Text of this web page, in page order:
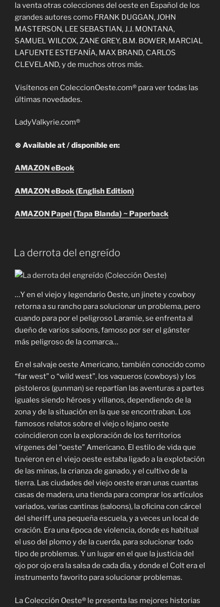
la venta otras colecciones del oeste en Español de los
grandes autores como FRANK DUGGAN, JOHN
MASTERSON, LEE SEBASTIAN, J.J. MONTANA,
SAMUEL WILCOX, ZANE GREY, B.M. BOWER, MARCIAL
LAFUENTE ESTEFANÍA, MAX BRAND, CARLOS
CLEVELAND, y de muchos otros más.
Visítenos en ColeccionOeste.com® para ver todas las
últimas novedades.
LadyValkyrie.com®
⊗ Available at / disponible en:
AMAZON eBook
AMAZON eBook (English Edition)
AMAZON Papel (Tapa Blanda) ~ Paperback
La derrota del engreído
…Y en el viejo y legendario Oeste, un jinete y cowboy
retorna a su rancho para solucionar un problema, pero
cuando para por el peligroso Laramie, se enfrenta al
dueño de varios saloons, famoso por ser el gánster
más peligroso de la comarca…
En el salvaje oeste Americano, también conocido como
“far west” o “wild west”, los vaqueros (cowboys) y los
pistoleros (gunman) se repartían las aventuras a partes
iguales siendo héroes y villanos, dependiendo de la
zona y de la situación en la que se encontraban. Los
famosos relatos sobre el viejo o lejano oeste
coincidieron con la exploración de los territorios
vírgenes del “oeste” Americano. El estilo de vida que
tuvieron en el viejo oeste estaba ligado a la explotación
de las minas, la crianza de ganado, y el cultivo de la
tierra. Las ciudades del viejo oeste eran unas cuantas
casas de madera, una tienda para comprar los artículos
variados, varias cantinas (saloons), la oficina con cárcel
del sheriff, una pequeña escuela, y a veces un local de
oración. Era una época de violencia, donde es habitual
el uso del plomo y de la cuerda, para solucionar todo
tipo de problemas. Y un lugar en el que la justicia del
ojo por ojo era la salsa de cada día, y donde el Colt era el
instrumento favorito para solucionar problemas.
La Colección Oeste® le presenta las mejores historias